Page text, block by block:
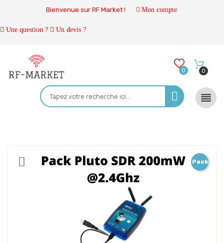
Bienvenue sur RF Market ! Mon compte
Une question ? Un devis ?
0 0

Pack